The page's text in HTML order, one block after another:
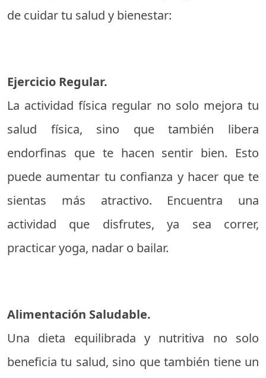
de cuidar tu salud y bienestar:
Ejercicio Regular.
La actividad física regular no solo mejora tu
salud física, sino que también libera
endorfinas que te hacen sentir bien. Esto
puede aumentar tu confianza y hacer que te
sientas más atractivo. Encuentra una
actividad que disfrutes, ya sea correr,
practicar yoga, nadar o bailar.
Alimentación Saludable.
Una dieta equilibrada y nutritiva no solo
beneficia tu salud, sino que también tiene un